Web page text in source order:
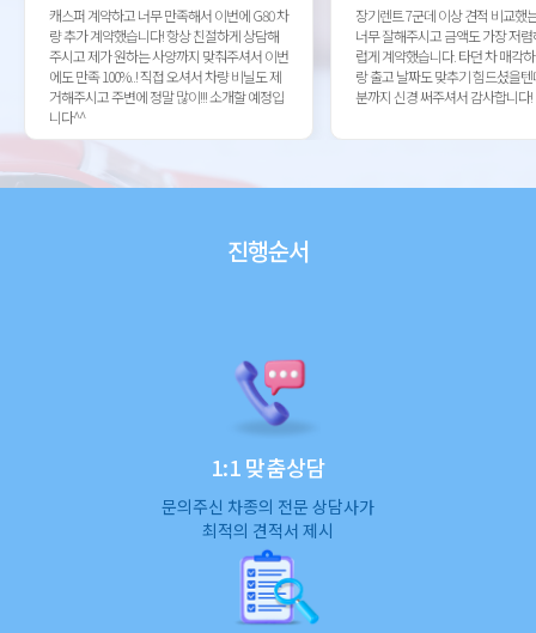
캐스퍼 계약하고 너무 만족해서 이번에 G80 차
량 추가 계약했습니다! 항상 친절하게 상담해
주시고 제가 원하는 사양까지 맞춰주셔서 이번
에도 만족 100%..! 직접 오셔서 차량 비닐도 제
거해주시고 주변에 정말 많이!!! 소개할 예정입
니다^^
장기렌트 7군데 이상 견적 비교했
너무 잘해주시고 금액도 가장 저
럽게 계약했습니다. 타던 차 매각
랑 출고 날짜도 맞추기 힘드셨을
분까지 신경 써주셔서 감사합니다!
진행순서
1:1 맞춤상담
문의주신 차종의 전문 상담사가
최적의 견적서 제시